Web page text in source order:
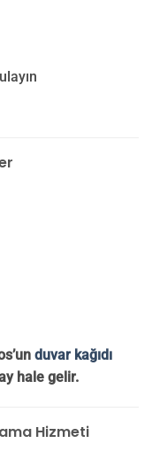
duvar kağıdı
hale gelir.
Hizmeti